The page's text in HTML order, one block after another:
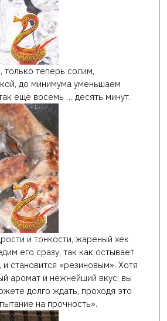
только теперь солим,
до минимума уменьшаем
ещё восемь … десять минут.
и тонкости, жареный хек
его сразу, так как остывает
становится «резиновым». Хотя
аромат и нежнейший вкус, вы
долго ждать, проходя это
на прочность».